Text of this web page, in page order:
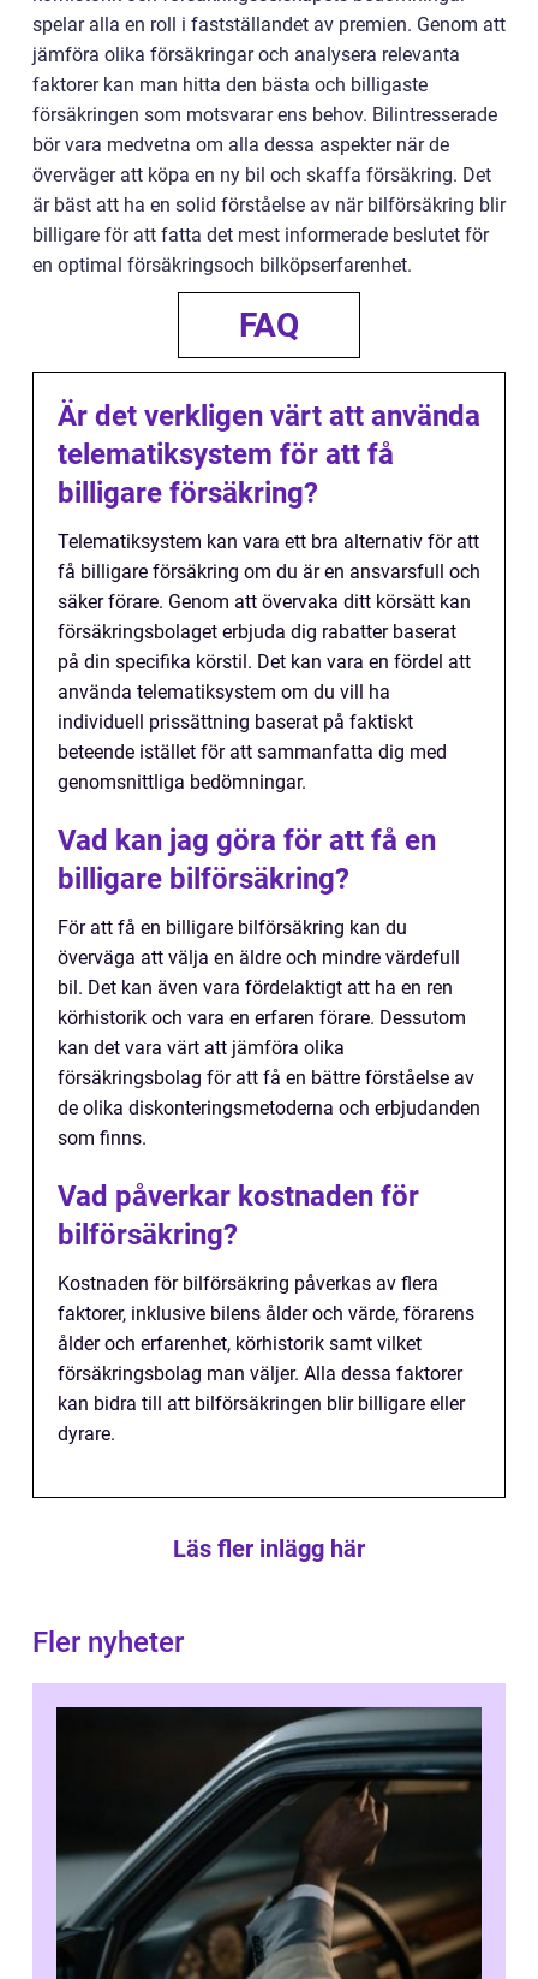
spelar alla en roll i fastställandet av premien. Genom att
jämföra olika försäkringar och analysera relevanta
faktorer kan man hitta den bästa och billigaste
försäkringen som motsvarar ens behov. Bilintresserade
bör vara medvetna om alla dessa aspekter när de
överväger att köpa en ny bil och skaffa försäkring. Det
är bäst att ha en solid förståelse av när bilförsäkring blir
billigare för att fatta det mest informerade beslutet för
en optimal försäkringsoch bilköpserfarenhet.
FAQ
Är det verkligen värt att använda
telematiksystem för att få
billigare försäkring?
Telematiksystem kan vara ett bra alternativ för att
få billigare försäkring om du är en ansvarsfull och
säker förare. Genom att övervaka ditt körsätt kan
försäkringsbolaget erbjuda dig rabatter baserat
på din specifika körstil. Det kan vara en fördel att
använda telematiksystem om du vill ha
individuell prissättning baserat på faktiskt
beteende istället för att sammanfatta dig med
genomsnittliga bedömningar.
Vad kan jag göra för att få en
billigare bilförsäkring?
För att få en billigare bilförsäkring kan du
överväga att välja en äldre och mindre värdefull
bil. Det kan även vara fördelaktigt att ha en ren
körhistorik och vara en erfaren förare. Dessutom
kan det vara värt att jämföra olika
försäkringsbolag för att få en bättre förståelse av
de olika diskonteringsmetoderna och erbjudanden
som finns.
Vad påverkar kostnaden för
bilförsäkring?
Kostnaden för bilförsäkring påverkas av flera
faktorer, inklusive bilens ålder och värde, förarens
ålder och erfarenhet, körhistorik samt vilket
försäkringsbolag man väljer. Alla dessa faktorer
kan bidra till att bilförsäkringen blir billigare eller
dyrare.
Läs fler inlägg här
Fler nyheter